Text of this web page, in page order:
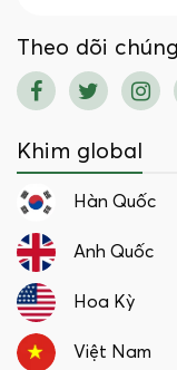
Theo dõi
Khim global
Hàn Quốc
Anh Quốc
Hoa Kỳ
Việt Nam